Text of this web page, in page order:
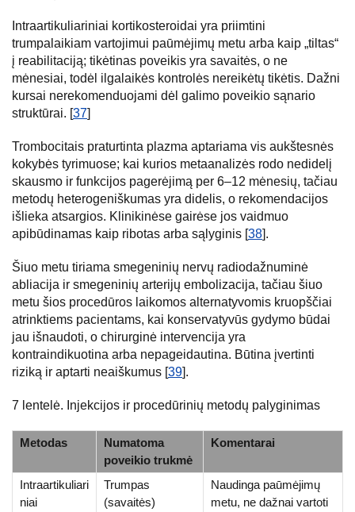
Intraartikuliariniai kortikosteroidai yra priimtini
trumpalaikiam vartojimui paūmėjimų metu arba kaip „tiltas“
į reabilitaciją; tikėtinas poveikis yra savaitės, o ne
mėnesiai, todėl ilgalaikės kontrolės nereikėtų tikėtis. Dažni
kursai nerekomenduojami dėl galimo poveikio sąnario
struktūrai. [37]
Trombocitais praturtinta plazma aptariama vis aukštesnės
kokybės tyrimuose; kai kurios metaanalizės rodo nedidelį
skausmo ir funkcijos pagerėjimą per 6–12 mėnesių, tačiau
metodų heterogeniškumas yra didelis, o rekomendacijos
išlieka atsargios. Klinikinėse gairėse jos vaidmuo
apibūdinamas kaip ribotas arba sąlyginis [38].
Šiuo metu tiriama smegeninių nervų radiodažnuminė
abliacija ir smegeninių arterijų embolizacija, tačiau šiuo
metu šios procedūros laikomos alternatyvomis kruopščiai
atrinktiems pacientams, kai konservatyvūs gydymo būdai
jau išnaudoti, o chirurginė intervencija yra
kontraindikuotina arba nepageidautina. Būtina įvertinti
riziką ir aptarti neaiškumus [39].
7 lentelė. Injekcijos ir procedūrinių metodų palyginimas
Metodas
Numatoma
poveikio trukmė
Komentarai
Intraartikuliari
niai
Trumpas
(savaitės)
Naudinga paūmėjimų
metu, ne dažnai vartoti